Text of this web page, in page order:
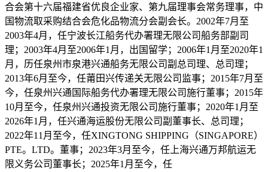
合会第十六届福建省优良企业家、第九届理事会常务理事，中
国物流取采购结合会危化品物流分会副会长。2002年7月至
2003年4月，任宁波长江船务代办署理无限公司船务部副司
理；2003年4月至2006年1月，出国留学；2006年1月至2020年1
月，历任泉州市泉港兴通船务无限公司副总司理、总司理；
2013年6月至今，任莆田兴传递关无限公司监事；2015年7月至
今，任泉州兴通国际船务代办署理无限公司施行董事；2015年
10月至今，任泉州兴通投资无限公司施行董事；2020年1月至
2026年1月，任兴通海运股份无限公司副董事长、总司理；
2022年11月至今，任XINGTONG SHIPPING（SINGAPORE）
PTE。LTD。董事；2023年3月至今，任上海兴通万邦航运无
限义务公司董事长；2025年1月至今，任